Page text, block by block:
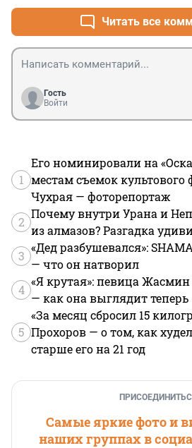
справок и осмотр судна. Вот и у
У этого теракта есть виновные,
есть фамилии, имена, отчества,
звания, баснословные деньги и
либо ответственности, сожаления
Читать все
Гость
Войти
1
Его номинировали на
местам съемок культового
Чухрая — фоторепортаж
2
Почему внутри Урана и
из алмазов? Разгадка
3
«Дед разбушевался»:
— что он натворил
4
«Я крутая»: певица Жасмин
— как она выглядит теперь
5
«За месяц сбросил 15
Прохоров — о том, как
старше его на 21 год
Самые яркие фото и
наших группах в